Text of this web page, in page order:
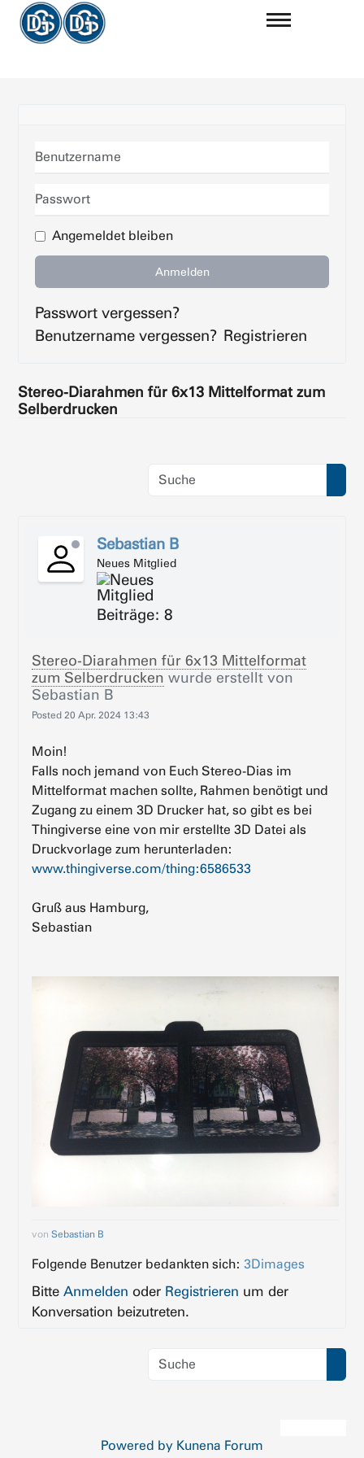
Benutzername
Passwort
Angemeldet bleiben
Anmelden
Passwort vergessen?
Benutzername vergessen? Registrieren
Stereo-Diarahmen für 6x13 Mittelformat zum
Selberdrucken
Sebastian B
Neues Mitglied
Beiträge: 8
Stereo-Diarahmen für 6x13 Mittelformat
zum Selberdrucken wurde erstellt von
Sebastian B
Posted20 Apr. 2024 13:43
Moin!
Falls noch jemand von Euch Stereo-Dias im
Mittelformat machen sollte, Rahmen benötigt und
Zugang zu einem 3D Drucker hat, so gibt es bei
Thingiverse eine von mir erstellte 3D Datei als
Druckvorlage zum herunterladen:
www.thingiverse.com/thing:6586533
Gruß aus Hamburg,
Sebastian
vonSebastian B
Folgende Benutzer bedankten sich:3Dimages
BitteAnmelden oder Registrieren um der
Konversation beizutreten.
Powered by Kunena Forum